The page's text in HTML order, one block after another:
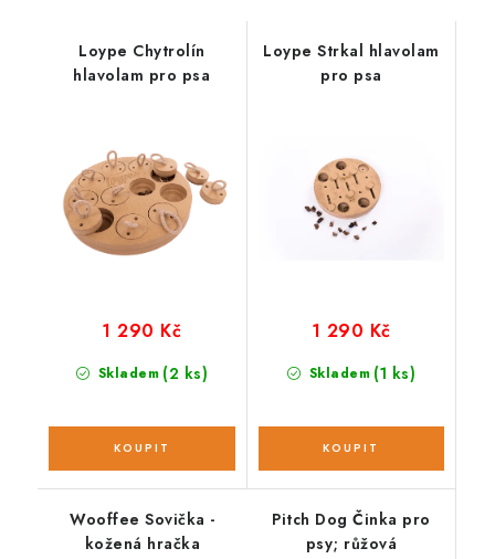
Loype Chytrolín
hlavolam pro psa
Skladem (2 ks)
1 290 Kč
Loype Strkal hlavolam
pro psa
Skladem (1 ks)
1 290 Kč
Wooffee Sovička -
kožená hračka
Pitch Dog Činka pro
psy; růžová